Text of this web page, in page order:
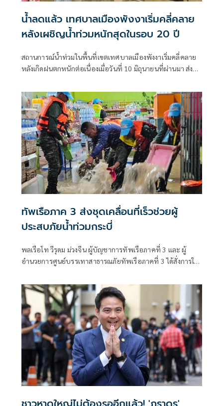
น้ำลดแล้ว เทศบาลเมืองพังงาเริ่มคลี่คลาย
หลังเผชิญน้ำท่วมหนักสุดในรอบ 20 ปี
สถานการณ์น้ำท่วมในพื้นที่เขตเทศบาลเมืองพังงาเริ่มคลี่คลาย
หลังเกิดฝนตกหนักต่อเนื่องเมื่อวันที่ 10 มิถุนายนที่ผ่านมา ส่งผล
เศรษฐกิจหลายจุดเป็นวงกว้าง มีประชาชนได้รับผลกระทบรวม
กว่า 100 ครัวเรือน ขณะที่จังหวัดพังงาระดมทุกหน่วยงานลงพื้น
ที่ช่วยเหลือผู้ประสบภัย พร้อมเฝ้าระวังสถานการณ์ตลอด 24
ชั่วโมง เนื่องจากยังมีโอกาสเกิดฝนตกซ้ำ
ทัพเรือภาค 3 ส่งชุดเคลื่อนที่เร็วช่วยผู้
ประสบภัยน้ำท่วมกระบี่
พลเรือโท วีรุดม ม่วงจีน ผู้บัญชาการทัพเรือภาคที่ 3 และ ผู้
อำนวยการศูนย์บรรเทาสาธารณภัยทัพเรือภาคที่ 3 ได้สั่งการให้